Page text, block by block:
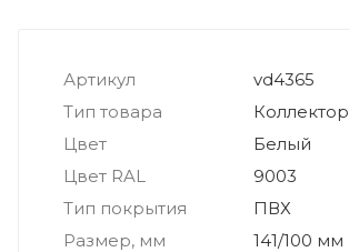
Артикул
vd4365
Тип товара
Коллектор
Цвет
Белый
Цвет RAL
9003
Тип покрытия
ПВХ
Размер, мм
141/100 мм